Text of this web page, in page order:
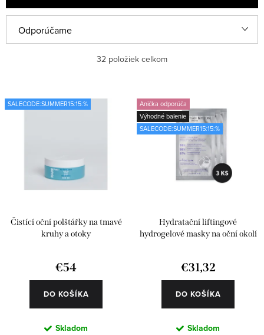
ý
s
k
a
n
d
Odporúčame
32 položiek celkom
SALECODE:SUMMER15:15:%
Čistící oční polštářky na tmavé
kruhy a otoky
€54
DO KOŠÍKA
Skladom
Anička odporúča
Výhodné balenie
SALECODE:SUMMER15:15:%
Hydratační liftingové
hydrogelové masky na oční okolí
€31,32
DO KOŠÍKA
Skladom